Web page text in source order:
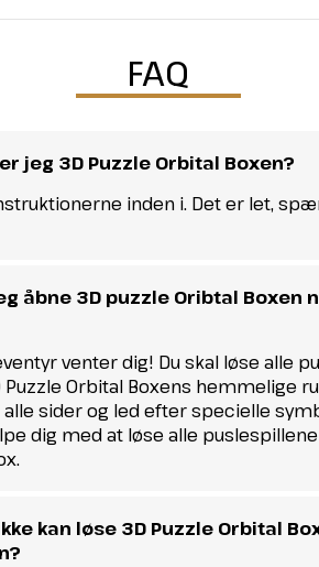
FAQ
jeg 3D Puzzle Orbital Boxen?
inden i. Det er let,
åbne 3D puzzle Oribtal Boxen
venter dig! Du skal løse alle
Orbital Boxens hemmelige
sider og led efter specielle
dig med at løse alle
kan løse 3D Puzzle Orbital